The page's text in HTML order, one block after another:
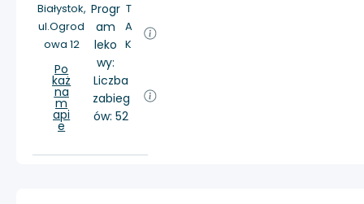
Białystok,
ul.Ogrod
owa 12
Po
każ
na
m
api
e
Progr
am
leko
wy:
T
A
K
Liczba
zabieg
ów: 52